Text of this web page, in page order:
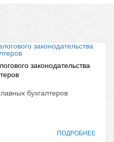
законодательства
бухгалтеров
ПОДРОБНЕЕ